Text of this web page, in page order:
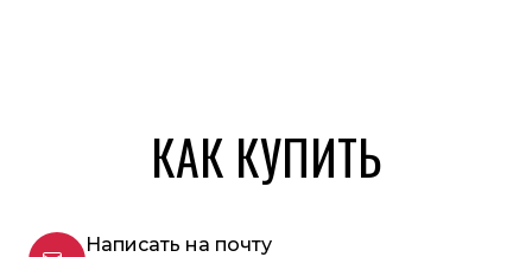
КАК КУПИТЬ
Написать на почту